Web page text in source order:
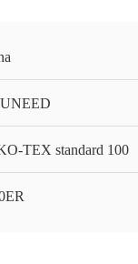
TEX standard 100